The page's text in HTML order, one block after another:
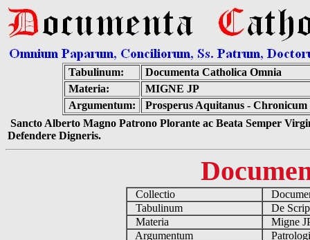
Tabulinum:
Documenta Catholica Omnia
Materia:
MIGNE JP
Argumentum:
Prosperus Aquitanus -
Sancto Alberto Magno Patrono Plorante ac Beata Semper
Defendere Digneris.
Collectio
Tabulinum
De
Materia
Migne
Argumentum